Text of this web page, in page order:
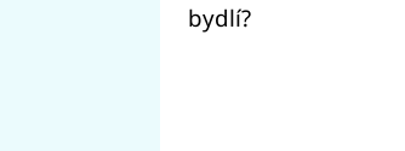
bydlí?